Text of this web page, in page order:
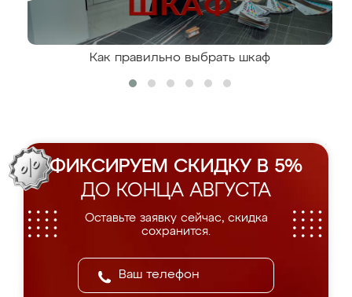
Как правильно выбрать шкаф
ФИКСИРУЕМ СКИДКУ В 5%
ДО КОНЦА АВГУСТА
Оставьте заявку сейчас, скидка
сохранится.